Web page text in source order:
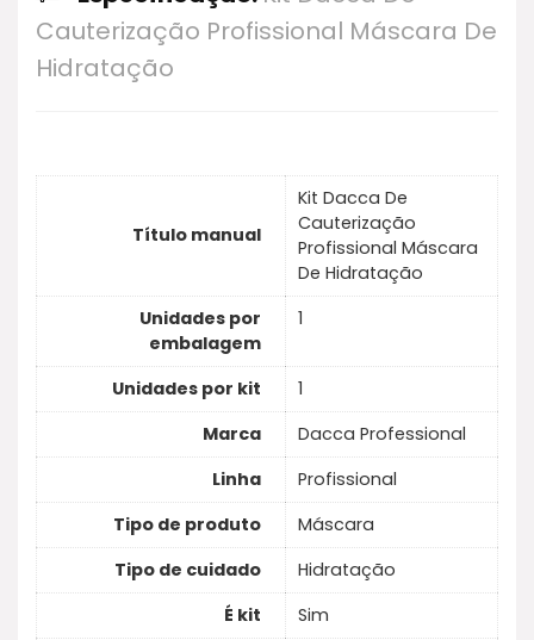
Cauterização Profissional Máscara De
Hidratação
Título manual
Kit Dacca De
Cauterização
Profissional Máscara
De Hidratação
Unidades por
embalagem
1
Unidades por kit
1
Marca
Dacca Professional
Linha
Profissional
Tipo de produto
Máscara
Tipo de cuidado
Hidratação
É kit
Sim